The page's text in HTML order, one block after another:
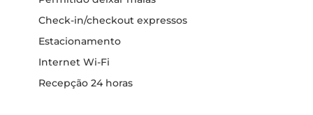
Check-in/checkout expressos
Estacionamento
Internet Wi-Fi
Recepção 24 horas